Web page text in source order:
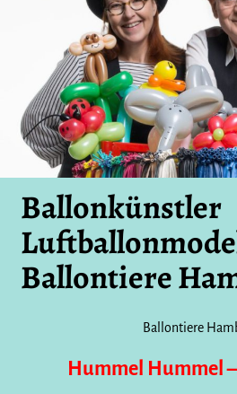
Ballonkünstler
Ballontiere
Ballontiere
Hummel Hummel